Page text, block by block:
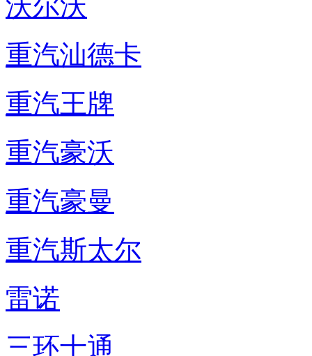
重汽汕德卡
重汽王牌
重汽豪沃
重汽豪曼
重汽斯太尔
雷诺
三环十通